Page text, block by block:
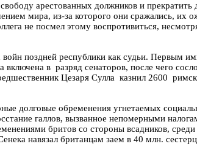
арестованных должников и
мира, из-за которого они сражались,
не посмел этому воспротивиться,
поздней республики как судьи. Первым
включена в разряд сенаторов, после чего
Цезаря Сулла казнил 2600
долговые обременения угнетаемых
галлов, вызванное непомерными
бритов со стороны всадников,
навязал британцам заем в 40 млн.